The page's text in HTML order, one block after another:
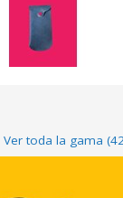
Ver toda la gama